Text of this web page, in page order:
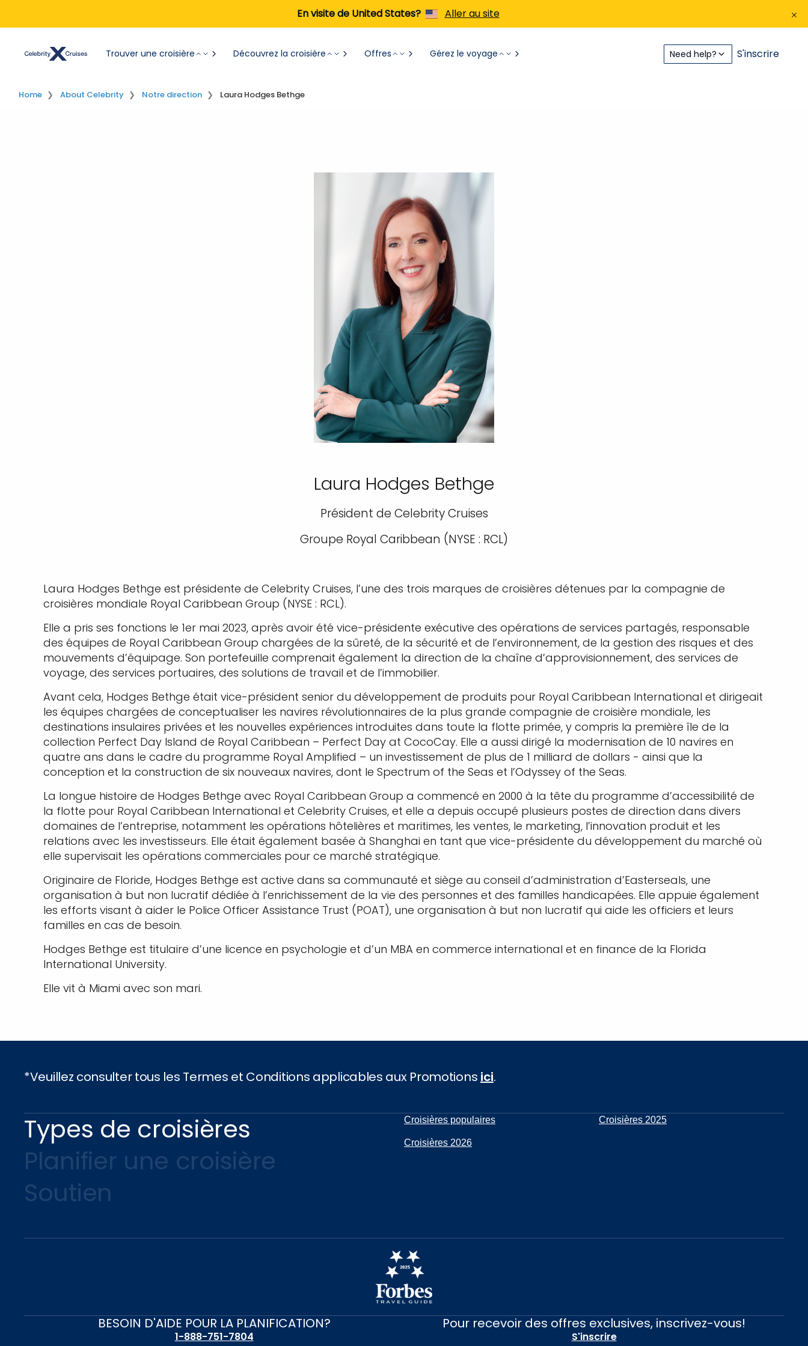
En visite de United States? Aller au site
Trouver une croisière Découvrez la croisière Offres Gérez le voyage Need help? S'inscrire
Home About Celebrity Notre direction Laura Hodges Bethge
Laura Hodges Bethge
Président de Celebrity Cruises
Groupe Royal Caribbean (NYSE : RCL)
Laura Hodges Bethge est présidente de Celebrity Cruises, l’une des trois marques de croisières détenues par la compagnie de
croisières mondiale Royal Caribbean Group (NYSE : RCL).
Elle a pris ses fonctions le 1er mai 2023, après avoir été vice-présidente exécutive des opérations de services partagés, responsable
des équipes de Royal Caribbean Group chargées de la sûreté, de la sécurité et de l’environnement, de la gestion des risques et des
mouvements d’équipage. Son portefeuille comprenait également la direction de la chaîne d’approvisionnement, des services de
voyage, des services portuaires, des solutions de travail et de l’immobilier.
Avant cela, Hodges Bethge était vice-président senior du développement de produits pour Royal Caribbean International et dirigeait
les équipes chargées de conceptualiser les navires révolutionnaires de la plus grande compagnie de croisière mondiale, les
destinations insulaires privées et les nouvelles expériences introduites dans toute la flotte primée, y compris la première île de la
collection Perfect Day Island de Royal Caribbean – Perfect Day at CocoCay. Elle a aussi dirigé la modernisation de 10 navires en
quatre ans dans le cadre du programme Royal Amplified – un investissement de plus de 1 milliard de dollars - ainsi que la
conception et la construction de six nouveaux navires, dont le Spectrum of the Seas et l’Odyssey of the Seas.
La longue histoire de Hodges Bethge avec Royal Caribbean Group a commencé en 2000 à la tête du programme d’accessibilité de
la flotte pour Royal Caribbean International et Celebrity Cruises, et elle a depuis occupé plusieurs postes de direction dans divers
domaines de l’entreprise, notamment les opérations hôtelières et maritimes, les ventes, le marketing, l’innovation produit et les
relations avec les investisseurs. Elle était également basée à Shanghai en tant que vice-présidente du développement du marché où
elle supervisait les opérations commerciales pour ce marché stratégique.
Originaire de Floride, Hodges Bethge est active dans sa communauté et siège au conseil d’administration d’Easterseals, une
organisation à but non lucratif dédiée à l’enrichissement de la vie des personnes et des familles handicapées. Elle appuie également
les efforts visant à aider le Police Officer Assistance Trust (POAT), une organisation à but non lucratif qui aide les officiers et leurs
familles en cas de besoin.
Hodges Bethge est titulaire d’une licence en psychologie et d’un MBA en commerce international et en finance de la Florida
International University.
Elle vit à Miami avec son mari.
*Veuillez consulter tous les Termes et Conditions applicables aux Promotions ici.
Types de croisières
Planifier une croisière
Soutien
Croisières populaires Croisières 2025
Croisières 2026
BESOIN D'AIDE POUR LA PLANIFICATION?
1-888-751-7804
Pour recevoir des offres exclusives, inscrivez-vous!
S'inscrire